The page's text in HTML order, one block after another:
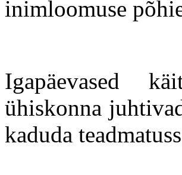
inimloomuse
Igapäevased
ühiskonna
kaduda